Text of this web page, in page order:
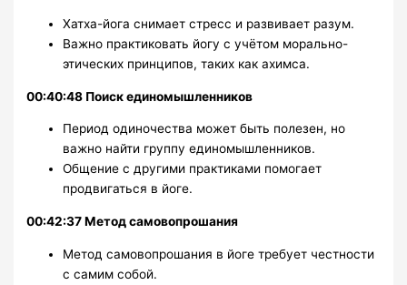
Хатха-йога снимает стресс и развивает разум.
Важно практиковать йогу с учётом морально-
этических принципов, таких как ахимса.
00:40:48 Поиск единомышленников
Период одиночества может быть полезен, но
важно найти группу единомышленников.
Общение с другими практиками помогает
продвигаться в йоге.
00:42:37 Метод самовопрошания
Метод самовопрошания в йоге требует честности
с самим собой.